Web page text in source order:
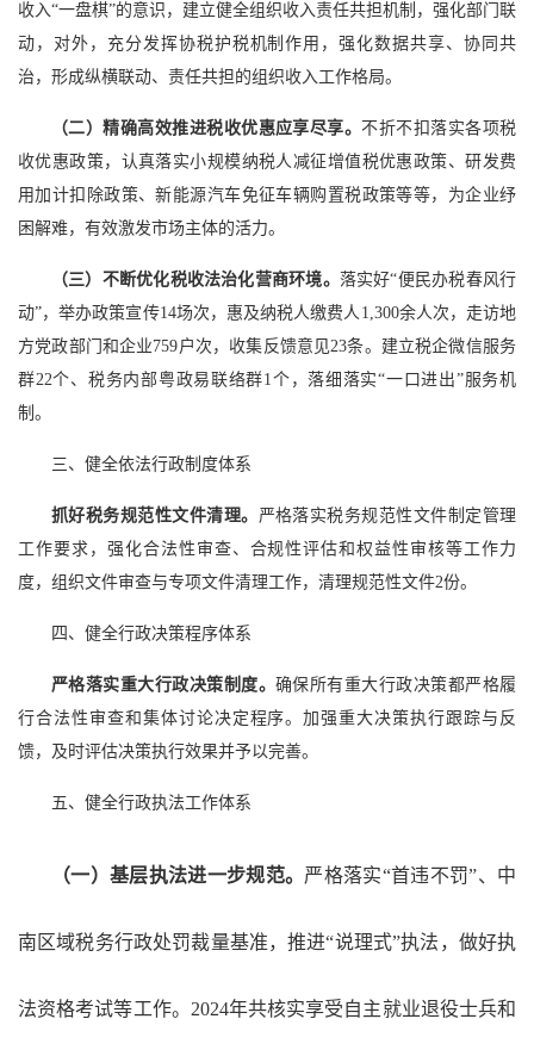
收入“一盘棋”的意识，建立健全组织收入责任共担机制，强化部门联
动，对外，充分发挥协税护税机制作用，强化数据共享、协同共
治，形成纵横联动、责任共担的组织收入工作格局。
（二）精确高效推进税收优惠应享尽享。不折不扣落实各项税
收优惠政策，认真落实小规模纳税人减征增值税优惠政策、研发费
用加计扣除政策、新能源汽车免征车辆购置税政策等等，为企业纾
困解难，有效激发市场主体的活力。
（三）不断优化税收法治化营商环境。 落实好“便民办税春风行
动”，举办政策宣传14场次，惠及纳税人缴费人1,300余人次，走访地
方党政部门和企业759户次，收集反馈意见23条。建立税企微信服务
群22个、税务内部粤政易联络群1个，落细落实“一口进出”服务机
制。
三、健全依法行政制度体系
抓好税务规范性文件清理。 严格落实税务规范性文件制定管理
工作要求，强化合法性审查、合规性评估和权益性审核等工作力
度，组织文件审查与专项文件清理工作，清理规范性文件2份。
四、健全行政决策程序体系
严格落实重大行政决策制度。 确保所有重大行政决策都严格履
行合法性审查和集体讨论决定程序。加强重大决策执行跟踪与反
馈，及时评估决策执行效果并予以完善。
五、健全行政执法工作体系
（一）基层执法进一步规范。 严格落实“首违不罚”、中
南区域税务行政处罚裁量基准，推进“说理式”执法，做好执
法资格考试等工作。2024年共核实享受自主就业退役士兵和